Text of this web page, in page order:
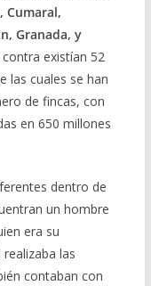
Cumaral,
Granada, y
contra existían 52
las cuales se han
de fincas, con
en 650 millones
dentro de
un hombre
era su
las
contaban con